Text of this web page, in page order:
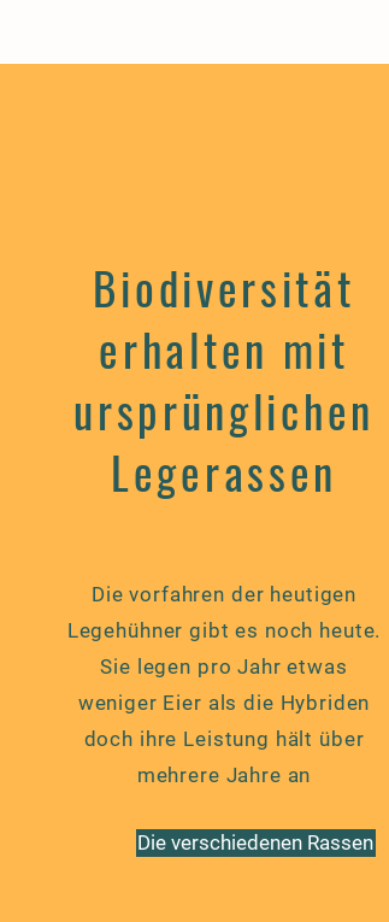
Biodiversität
erhalten mit
ursprünglichen
Legerassen
Die vorfahren der heutigen
Legehühner gibt es noch heute.
Sie legen pro Jahr etwas
weniger Eier als die Hybriden
doch ihre Leistung hält über
mehrere Jahre an
Die verschiedenen Rassen